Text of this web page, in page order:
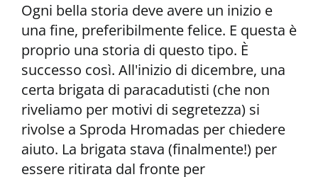
Ogni bella storia deve avere un inizio e
una fine, preferibilmente felice. E questa è
proprio una storia di questo tipo. È
successo così. All'inizio di dicembre, una
certa brigata di paracadutisti (che non
riveliamo per motivi di segretezza) si
rivolse a Sproda Hromadas per chiedere
aiuto. La brigata stava (finalmente!) per
essere ritirata dal fronte per